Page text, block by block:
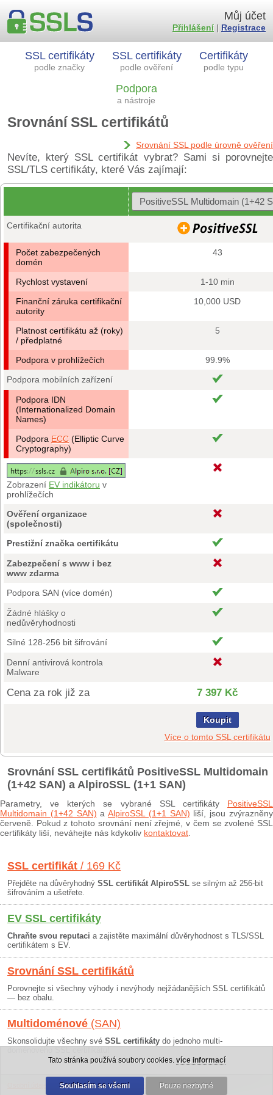
SSL certifikáty
podle značky
SSL certifikáty
podle ověření
Certifikáty
podle typu
Podpora
a nástroje
Můj účet
Přihlášení| Registrace
Srovnání SSL certifikátů
Srovnání SSL podle úrovně ověření
Nevíte, který SSL certifikát vybrat? Sami si porovnejte
SSL/TLS certifikáty, které Vás zajímají:
Certifikační autorita
Počet zabezpečených
domén
43
Rychlost vystavení
1-10 min
Finanční záruka certifikační
autority
10,000 USD
Platnost certifikátu až (roky)
/ předplatné
5
Podpora v prohlížečích
99.9%
Podpora mobilních zařízení
Podpora IDN
(Internationalized Domain
Names)
Podpora ECC (Elliptic Curve
Cryptography)
Zobrazení EV indikátoru v
prohlížečích
Ověření organizace
(společnosti)
Prestižní značka certifikátu
Zabezpečení s www i bez
www zdarma
Podpora SAN (více domén)
Žádné hlášky o
nedůvěryhodnosti
Silné 128-256 bit šifrování
Denní antivirová kontrola
Malware
Cena za rok již za 7 397 Kč
Koupit
Více o tomto SSL certifikátu
Srovnání SSL certifikátů PositiveSSL Multidomain
(1+42 SAN) a AlpiroSSL (1+1 SAN)
Parametry, ve kterých se vybrané SSL certifikáty PositiveSSL
Multidomain (1+42 SAN) aAlpiroSSL (1+1 SAN) liší, jsou zvýrazněny
červeně. Pokud z tohoto srovnání není zřejmé, v čem se zvolené SSL
certifikáty liší, neváhejte nás kdykoliv kontaktovat
SSL certifikát / 169 Kč
Přejděte na důvěryhodný SSL certifikát AlpiroSSL se silným až 256-bit
šifrováním a ušetřete.
EV SSL certifikáty
Chraňte svou reputaci a zajistěte maximální důvěryhodnost s TLS/SSL
certifikátem s EV.
Srovnání SSL certifikátů
Porovnejte si všechny výhody i nevýhody nejžádanějších SSL certifikátů
— bez obalu.
Multidoménové (SAN)
Skonsolidujte všechny své SSL certifikáty do jednoho multi-
Obchodní podmínky|30 dní záruka
Tato stránka používá soubory cookies. více informací
Souhlasím se všemi Pouze nezbytné